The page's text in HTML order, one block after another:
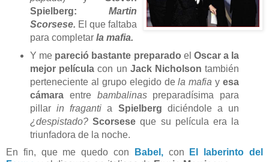
Spielberg: Martin
Scorsese. El que faltaba
para completar la mafia.
Y me pareció bastante preparado el Oscar a la
mejor películacon un Jack Nicholson también
perteneciente al grupo elegido dela mafia yesa
cámaraentre bambalinas preparadísima para
pillar in fraganti a Spielberg diciéndole a un
¿despistado? Scorseseque su película era la
triunfadora de la noche.
En fin, que me quedo con
Babel, con
El laberinto del